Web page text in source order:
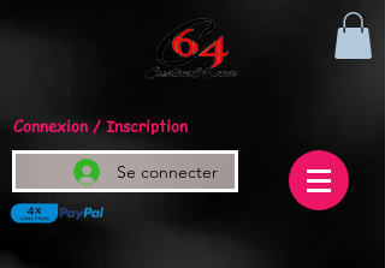
Connexion / Inscription
Se connecter